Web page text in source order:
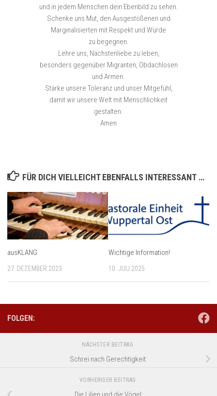
und in jedem Menschen dein Ebenbild zu sehen.
Schenke uns Mut, den Ausgestoßenen und
Marginalisierten mit Respekt und Würde
zu begegnen.
Lehre uns, Nächstenliebe zu leben,
besonders gegenüber Migranten, Obdachlosen
und Armen.
Stärke unsere Toleranz und unser Mitgefühl,
damit wir unsere Welt mit Menschlichkeit
gestalten.
Amen
FÜR DICH VIELLEICHT EBENFALLS INTERESSANT …
ausKLANG
27. DEZEMBER 2023
Wichtige Information!
10. JULI 2025
FOLGEN:
NÄCHSTER BEITRAG
Schrei nach Gerechtigkeit:
VORHERIGER BEITRAG